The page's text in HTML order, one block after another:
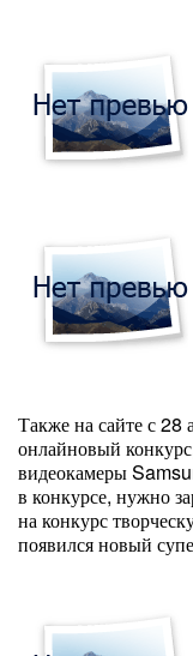
Также на сайте с 28
онлайновый
видеокамеры
в конкурсе, нужно
на конкурс
появился новый